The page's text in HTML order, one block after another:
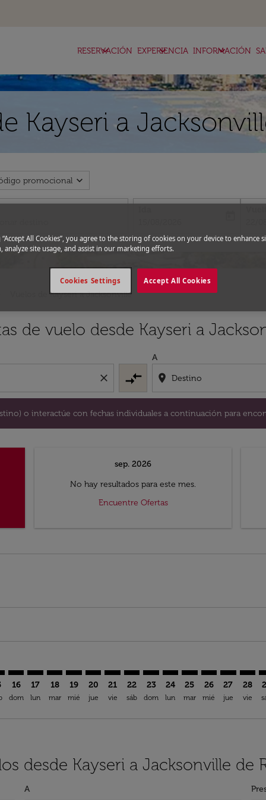
RESERVACIÓN
keyboard_arrow_down EXPERIENCIA
keyboard_arrow_down INFORMACIÓN
keyboard_arrow_down
Kayseri a
promocional expand_more
fc-
Vuelos de Kayseri a Jacksonville
de vuelo desde Kayseri a
close compare_arrows
A
location_on
o interactúe con fechas individuales a continuación para
destino) o interactúe con fechas individuales a
sep. 2026
No hay resultados para este mes.
Encuentre Ofertas
16
dom
17
lun
18
mar
19
mié
ASR–JAX: cmp-view-offers-disclaimer.
20
jue
ASR–JAX: cmp-view-offers-
21
vie
ASR–JAX: cmp-view-offers-
22
sáb
ASR–JAX: cmp-view-
23
dom
ASR–JAX: cmp-view-
24
lun
ASR–JAX: cmp-
25
mar
ASR–JAX:
26
mié
27
jue
28
vie
desde Kayseri a Jacksonville de
A
“Accept All Cookies”, you agree to the storing of cookies on your device to enhance
analyze site usage, and assist in our marketing efforts.
Accept All Cookies
Cookies Settings